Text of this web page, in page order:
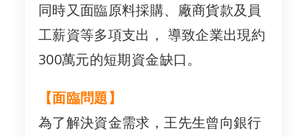
同時又面臨原料採購、廠商貨款及員
工薪資等多項支出， 導致企業出現約
300萬元的短期資金缺口。
【面臨問題】
為了解決資金需求，王先生曾向銀行